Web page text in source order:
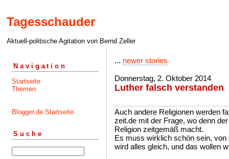
Tagesschauder
Aktuell-politische Agitation von Bernd Zeller
Navigation
Startseite
Themen
Blogger.de Startseite
Suche
... newer stories
Donnerstag, 2. Oktober 2014
Luther falsch verstanden
Auch andere Religionen werden
zeit.de mit der Frage, wo denn
Religion zeitgemäß macht.
Es muss wirklich schön sein,
wird alles gleich, und das wollen